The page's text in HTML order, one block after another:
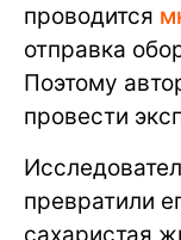
проводится
отправка
Поэтому
провести
превратили
сахаристая